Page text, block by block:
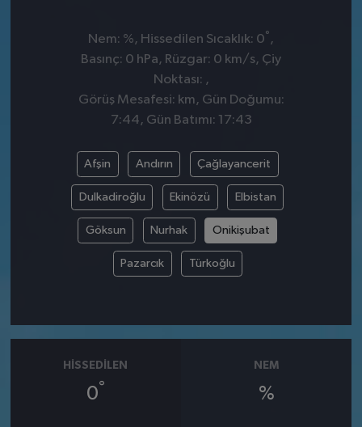
Nem: %, Hissedilen Sıcaklık: 0° ,
Basınç: 0 hPa, Rüzgar: 0 km/s, Çiy
Noktası: ,
Görüş Mesafesi: km, Gün Doğumu:
7:44, Gün Batımı: 17:43
Afşin Andırın Çağlayancerit
Dulkadiroğlu Ekinözü Elbistan
Göksun Nurhak Onikişubat
Pazarcık Türkoğlu
HISSEDILEN
0°
NEM
%